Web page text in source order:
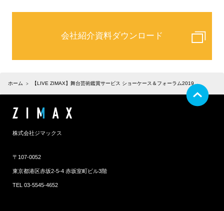
会社紹介資料ダウンロード
ホーム 【LIVE ZIMAX】舞台芸術鑑賞サービス ショーケース＆フォーラム2019
株式会社ジマックス
〒107-0052
東京都港区赤坂2-5-4 赤坂室町ビル3階
TEL 03-5545-4652